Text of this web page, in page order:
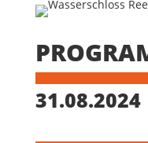
31.08.2024